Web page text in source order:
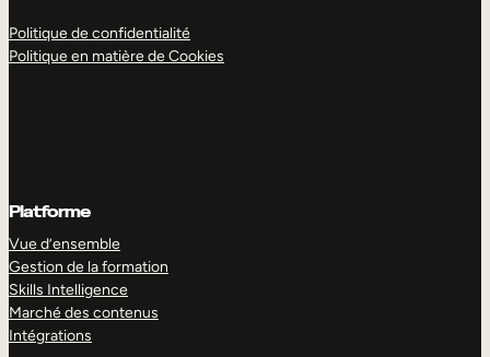
Politique de confidentialité
Politique en matière de Cookies
Platforme
Vue d’ensemble
Gestion de la formation
Skills Intelligence
Marché des contenus
Intégrations